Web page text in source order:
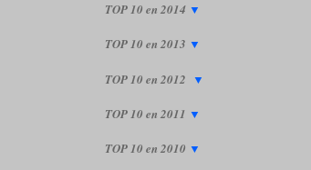
TOP 10 en 2014 ▼
TOP 10 en 2013 ▼
TOP 10 en 2012 ▼
TOP 10 en 2011 ▼
TOP 10 en 2010 ▼